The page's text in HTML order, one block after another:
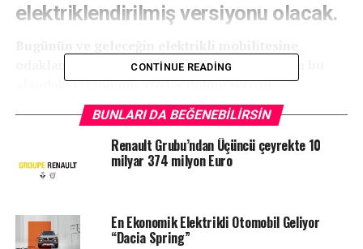
elektriklendirilmiş versiyonu olacak.
odaklanan Renault eWays etkinlikleri, grubun bu
alandaki vizyonunu gözler önüne seriyor.
CONTINUE READING
BUNLARI DA BEĞENEBILIRSIN
Renault Grubu’ndan Üçüncü çeyrekte 10
milyar 374 milyon Euro
En Ekonomik Elektrikli Otomobil Geliyor
“Dacia Spring”